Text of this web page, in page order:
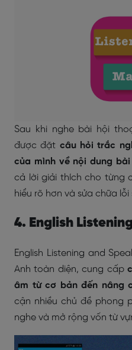
Sau khi nghe bài hội
được đặt câu hỏi trắc
của mình về nội dung bài
cả lời giải thích cho từng
hiểu rõ hơn và sửa chữa lỗi
4. English
English Listening and
Anh toàn diện, cung cấp
âm từ cơ bản đến nâng
cận nhiều chủ đề phong
nghe và mở rộng vốn từ